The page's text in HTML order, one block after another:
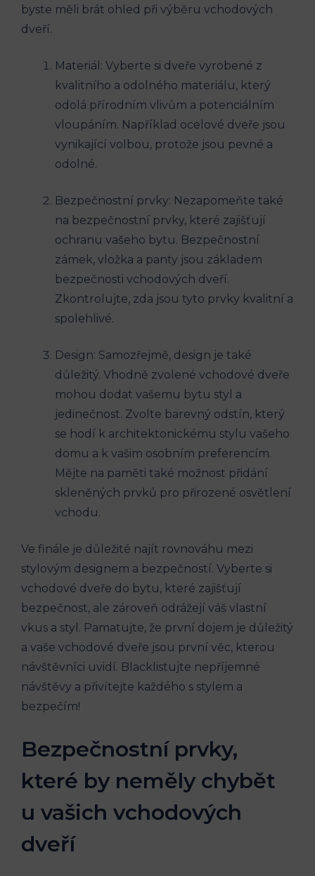
byste měli brát ohled při výběru vchodových
dveří.
Materiál: Vyberte si dveře vyrobené z
kvalitního a odolného materiálu, který
odolá přírodním vlivům a potenciálním
vloupáním. Například ocelové dveře jsou
vynikající volbou, protože jsou pevné a
odolné.
Bezpečnostní prvky: Nezapomeňte také
na bezpečnostní prvky, které zajišťují
ochranu vašeho bytu. Bezpečnostní
zámek, vložka a panty jsou základem
bezpečnosti vchodových dveří.
Zkontrolujte, zda jsou tyto prvky kvalitní a
spolehlivé.
Design: Samozřejmě, design je také
důležitý. Vhodně zvolené vchodové dveře
mohou dodat vašemu bytu styl a
jedinečnost. Zvolte barevný odstín, který
se hodí k architektonickému stylu vašeho
domu a k vašim osobním preferencím.
Mějte na paměti také možnost přidání
skleněných prvků pro přirozené osvětlení
vchodu.
Ve finále je důležité najít rovnováhu mezi
stylovým designem a bezpečností. Vyberte si
vchodové dveře do bytu, které zajišťují
bezpečnost, ale zároveň odrážejí váš vlastní
vkus a styl. Pamatujte, že první dojem je důležitý
a vaše vchodové dveře jsou první věc, kterou
návštěvníci uvidí. Blacklistujte nepříjemné
návštěvy a přivítejte každého s stylem a
bezpečím!
Bezpečnostní prvky,
které by neměly chybět
u vašich vchodových
dveří